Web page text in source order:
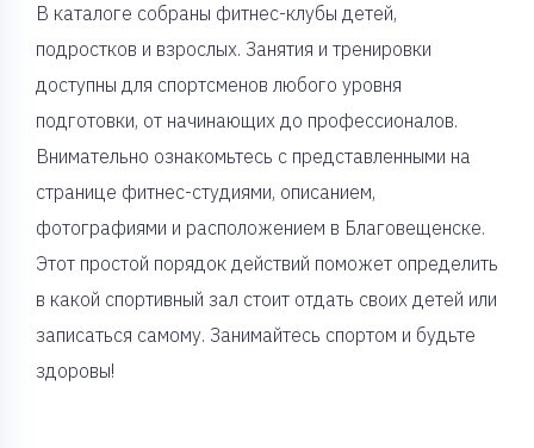
В каталоге собраны фитнес-клубы детей,
подростков и взрослых. Занятия и тренировки
доступны для спортсменов любого уровня
подготовки, от начинающих до профессионалов.
Внимательно ознакомьтесь с представленными на
странице фитнес-студиями, описанием,
фотографиями и расположением в Благовещенске.
Этот простой порядок действий поможет определить
в какой спортивный зал стоит отдать своих детей или
записаться самому. Занимайтесь спортом и будьте
здоровы!